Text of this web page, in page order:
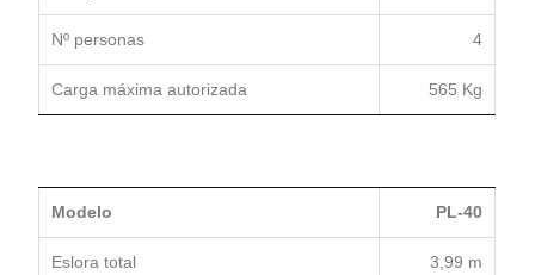
Nº personas 4
Carga máxima autorizada 565 Kg
Modelo PL-40
Eslora total 3,99 m